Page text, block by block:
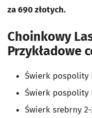
za 690 złotych.
Choinkowy
Przykładowe
Świerk pospolity
Świerk pospolity
Świerk srebrny 2-